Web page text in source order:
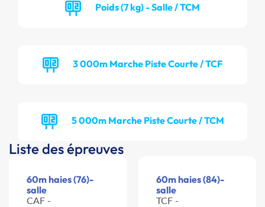
Poids (7 kg) - Salle / TCM
3 000m Marche Piste Courte / TCF
5 000m Marche Piste Courte / TCM
Liste des épreuves
60m haies (76)-
salle
CAF -
60m haies (84)-
salle
TCF -